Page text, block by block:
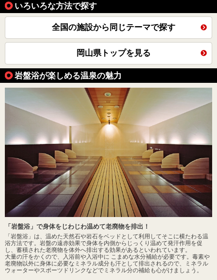
いろいろな方法で探す
全国の施設から同じテーマで探す
岡山県トップを見る
岩盤浴が楽しめる温泉の魅力
「岩盤浴」で身体をじわじわ温めて老廃物を排出！
「岩盤浴」は、温めた天然石や岩石をベッドとして利用してそこに横たわる温
浴方法です。岩盤の遠赤効果で身体を内側からじっくり温めて発汗作用を促
し、蓄積された老廃物を体外へ排出する効果があるといわれています。
大量の汗をかくので、入浴前や入浴中に こまめな水分補給が必要です。毒素や
老廃物以外に身体に必要なミネラル成分も汗として排出されるので、ミネラル
ウォーターやスポーツドリンクなどでミネラル分の補給も心がけましょう。